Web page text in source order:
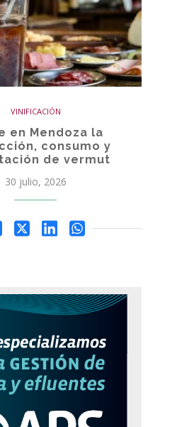
VINIFICACIÓN
en Mendoza la
consumo y
de vermut
30 julio, 2026